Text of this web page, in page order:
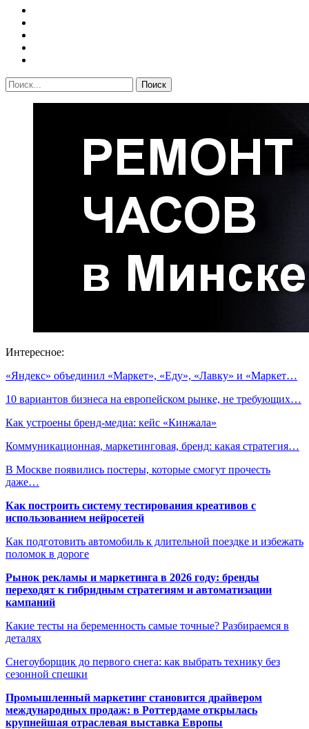
Интересное:
«Яндекс» объединил «Маркет», «Еду», «Лавку» и «Маркет…
10 вариантов бизнеса на европейском рынке, не требующих…
Как устроены бренд-медиа: кейс «Кинжала»
Коммуникационная, маркетинговая, бренд: какая стратегия…
В Москве появились постеры, которые смогут прочесть
даже…
Как построить систему тестирования креативов с
использованием нейросетей
Как подготовить автомобиль к длительной поездке и избежать
поломок в дороге
Рынок рекламы и маркетинга в 2026 году: бренды
переходят к гибридным стратегиям и автоматизации
кампаний
Какие тесты на беременность самые точные? Разбираемся в
деталях
Снегоуборщик до первого снега: как выбрать технику без
сезонной спешки
Промышленный маркетинг становится драйвером
международных продаж: в Роттердаме открылась
крупнейшая отраслевая выставка Европы